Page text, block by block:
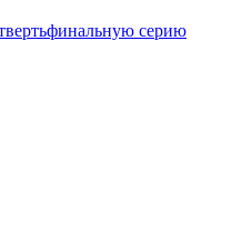
серию